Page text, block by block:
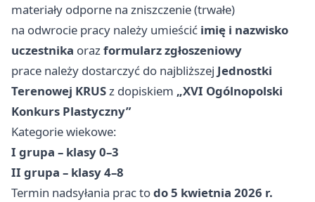
materiały odporne na zniszczenie (trwałe)
na odwrocie pracy należy umieścić imię i nazwisko
uczestnika orazformularz zgłoszeniowy
prace należy dostarczyć do najbliższej Jednostki
Terenowej KRUSz dopiskiem „XVI Ogólnopolski
Konkurs Plastyczny”
Kategorie wiekowe:
I grupa – klasy 0–3
II grupa – klasy 4–8
Termin nadsyłania prac todo 5 kwietnia 2026 r.